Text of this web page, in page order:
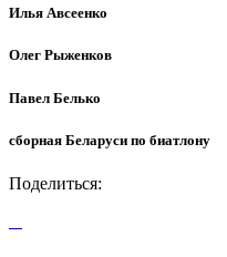
Илья Авсеенко
Олег Рыженков
Павел Белько
сборная Беларуси по биатлону
Поделиться: